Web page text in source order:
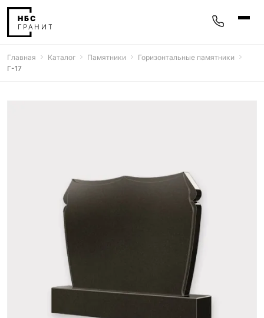
5 моделей
Надгробные плиты
30 моделей
Благоустройство
42 модели
Гранитные ограды
15 моделей
Металлические ограды
Главная Каталог Памятники
Горизонтальные памятники
Г-17